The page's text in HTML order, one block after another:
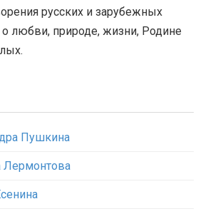
русских и зарубежных
о любви, природе, жизни, Родине
Пушкина
Лермонтова